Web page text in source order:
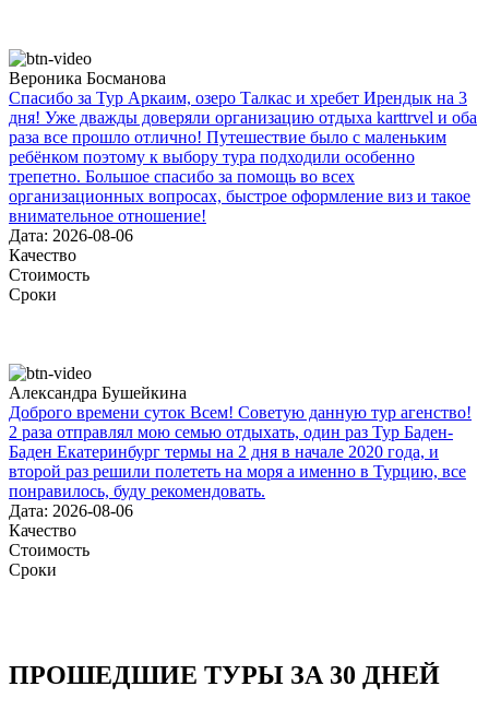
Вероника Босманова
Спасибо за Тур Аркаим, озеро Талкас и хребет Ирендык на 3
дня! Уже дважды доверяли организацию отдыха karttrvel и оба
раза все прошло отлично! Путешествие было с маленьким
ребёнком поэтому к выбору тура подходили особенно
трепетно. Большое спасибо за помощь во всех
организационных вопросах, быстрое оформление виз и такое
внимательное отношение!
Дата: 2026-08-06
Качество
Стоимость
Сроки
Александра Бушейкина
Доброго времени суток Всем! Советую данную тур агенство!
2 раза отправлял мою семью отдыхать, один раз Тур Баден-
Баден Екатеринбург термы на 2 дня в начале 2020 года, и
второй раз решили полететь на моря а именно в Турцию, все
понравилось, буду рекомендовать.
Дата: 2026-08-06
Качество
Стоимость
Сроки
ПРОШЕДШИЕ ТУРЫ ЗА 30 ДНЕЙ